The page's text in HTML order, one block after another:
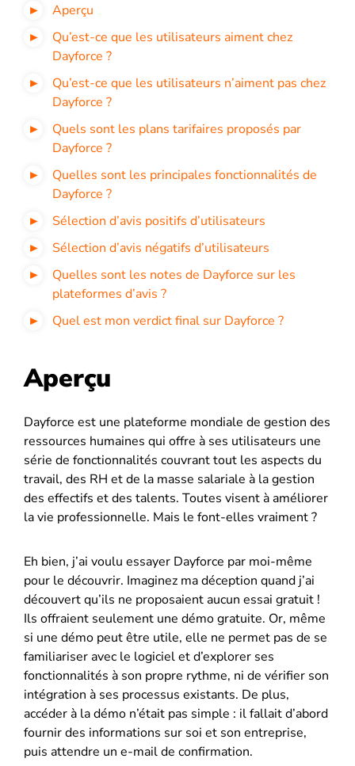
Aperçu
Qu’est-ce que les utilisateurs aiment chez
Dayforce ?
Qu’est-ce que les utilisateurs n’aiment pas chez
Dayforce ?
Quels sont les plans tarifaires proposés par
Dayforce ?
Quelles sont les principales fonctionnalités de
Dayforce ?
Sélection d’avis positifs d’utilisateurs
Sélection d’avis négatifs d’utilisateurs
Quelles sont les notes de Dayforce sur les
plateformes d’avis ?
Quel est mon verdict final sur Dayforce ?
Aperçu
Dayforce est une plateforme mondiale de gestion des
ressources humaines qui offre à ses utilisateurs une
série de fonctionnalités couvrant tout les aspects du
travail, des RH et de la masse salariale à la gestion
des effectifs et des talents. Toutes visent à améliorer
la vie professionnelle. Mais le font-elles vraiment ?
Eh bien, j’ai voulu essayer Dayforce par moi-même
pour le découvrir. Imaginez ma déception quand j’ai
découvert qu’ils ne proposaient aucun essai gratuit !
Ils offraient seulement une démo gratuite. Or, même
si une démo peut être utile, elle ne permet pas de se
familiariser avec le logiciel et d’explorer ses
fonctionnalités à son propre rythme, ni de vérifier son
intégration à ses processus existants. De plus,
accéder à la démo n’était pas simple : il fallait d’abord
fournir des informations sur soi et son entreprise,
puis attendre un e-mail de confirmation.